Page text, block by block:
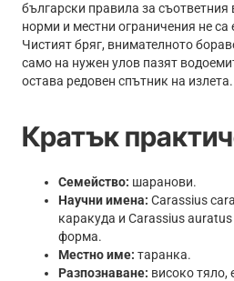
български правила за
норми и местни ограничения не
Чистият бряг, внимателното
само на нужен улов пазят
остава редовен спътник на излета.
Кратък
Семейство: шаранови.
Научни имена: Carassius
каракуда и Carassius
форма.
Местно име: таранка.
Разпознаване: високо тяло,